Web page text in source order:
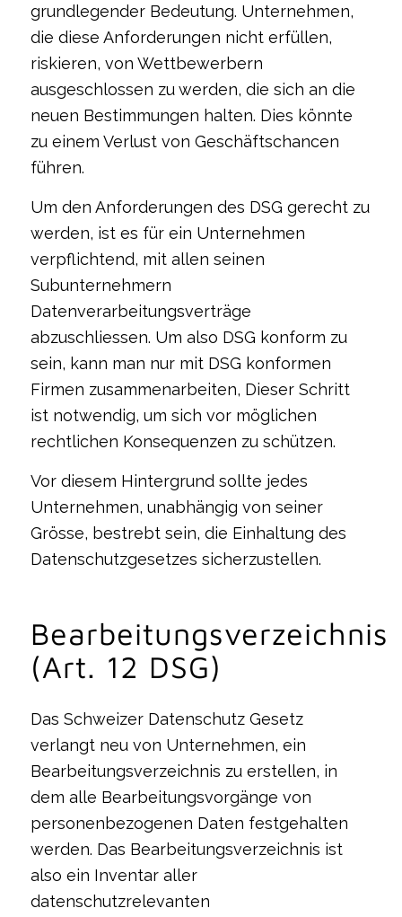
grundlegender Bedeutung. Unternehmen,
die diese Anforderungen nicht erfüllen,
riskieren, von Wettbewerbern
ausgeschlossen zu werden, die sich an die
neuen Bestimmungen halten. Dies könnte
zu einem Verlust von Geschäftschancen
führen.
Um den Anforderungen des DSG gerecht zu
werden, ist es für ein Unternehmen
verpflichtend, mit allen seinen
Subunternehmern
Datenverarbeitungsverträge
abzuschliessen. Um also DSG konform zu
sein, kann man nur mit DSG konformen
Firmen zusammenarbeiten, Dieser Schritt
ist notwendig, um sich vor möglichen
rechtlichen Konsequenzen zu schützen.
Vor diesem Hintergrund sollte jedes
Unternehmen, unabhängig von seiner
Grösse, bestrebt sein, die Einhaltung des
Datenschutzgesetzes sicherzustellen.
Bearbeitungsverzeichnis
(Art. 12 DSG)
Das Schweizer Datenschutz Gesetz
verlangt neu von Unternehmen, ein
Bearbeitungsverzeichnis zu erstellen, in
dem alle Bearbeitungsvorgänge von
personenbezogenen Daten festgehalten
werden. Das Bearbeitungsverzeichnis ist
also ein Inventar aller
datenschutzrelevanten